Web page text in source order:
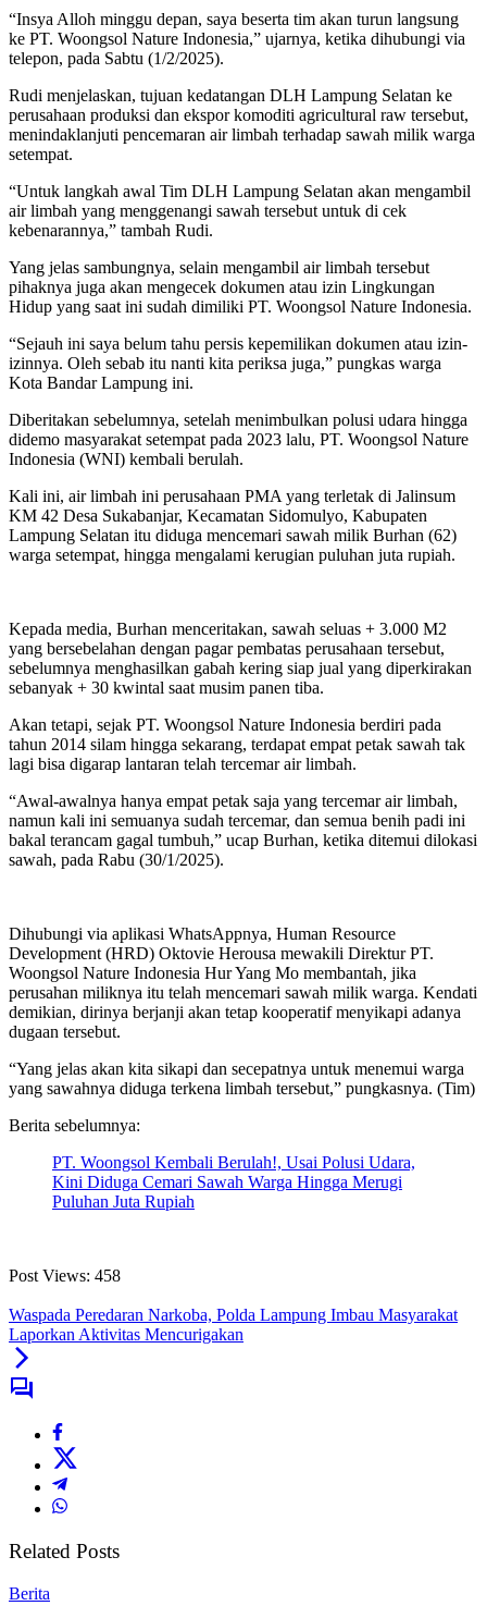
“Insya Alloh minggu depan, saya beserta tim akan turun langsung
ke PT. Woongsol Nature Indonesia,” ujarnya, ketika dihubungi via
telepon, pada Sabtu (1/2/2025).
Rudi menjelaskan, tujuan kedatangan DLH Lampung Selatan ke
perusahaan produksi dan ekspor komoditi agricultural raw tersebut,
menindaklanjuti pencemaran air limbah terhadap sawah milik warga
setempat.
“Untuk langkah awal Tim DLH Lampung Selatan akan mengambil
air limbah yang menggenangi sawah tersebut untuk di cek
kebenarannya,” tambah Rudi.
Yang jelas sambungnya, selain mengambil air limbah tersebut
pihaknya juga akan mengecek dokumen atau izin Lingkungan
Hidup yang saat ini sudah dimiliki PT. Woongsol Nature Indonesia.
“Sejauh ini saya belum tahu persis kepemilikan dokumen atau izin-
izinnya. Oleh sebab itu nanti kita periksa juga,” pungkas warga
Kota Bandar Lampung ini.
Diberitakan sebelumnya, setelah menimbulkan polusi udara hingga
didemo masyarakat setempat pada 2023 lalu, PT. Woongsol Nature
Indonesia (WNI) kembali berulah.
Kali ini, air limbah ini perusahaan PMA yang terletak di Jalinsum
KM 42 Desa Sukabanjar, Kecamatan Sidomulyo, Kabupaten
Lampung Selatan itu diduga mencemari sawah milik Burhan (62)
warga setempat, hingga mengalami kerugian puluhan juta rupiah.
Kepada media, Burhan menceritakan, sawah seluas + 3.000 M2
yang bersebelahan dengan pagar pembatas perusahaan tersebut,
sebelumnya menghasilkan gabah kering siap jual yang diperkirakan
sebanyak + 30 kwintal saat musim panen tiba.
Akan tetapi, sejak PT. Woongsol Nature Indonesia berdiri pada
tahun 2014 silam hingga sekarang, terdapat empat petak sawah tak
lagi bisa digarap lantaran telah tercemar air limbah.
“Awal-awalnya hanya empat petak saja yang tercemar air limbah,
namun kali ini semuanya sudah tercemar, dan semua benih padi ini
bakal terancam gagal tumbuh,” ucap Burhan, ketika ditemui dilokasi
sawah, pada Rabu (30/1/2025).
Dihubungi via aplikasi WhatsAppnya, Human Resource
Development (HRD) Oktovie Herousa mewakili Direktur PT.
Woongsol Nature Indonesia Hur Yang Mo membantah, jika
perusahan miliknya itu telah mencemari sawah milik warga. Kendati
demikian, dirinya berjanji akan tetap kooperatif menyikapi adanya
dugaan tersebut.
“Yang jelas akan kita sikapi dan secepatnya untuk menemui warga
yang sawahnya diduga terkena limbah tersebut,” pungkasnya. (Tim)
Berita sebelumnya:
PT. Woongsol Kembali Berulah!, Usai Polusi Udara,
Kini Diduga Cemari Sawah Warga Hingga Merugi
Puluhan Juta Rupiah
Post Views: 458
Waspada Peredaran Narkoba, Polda Lampung Imbau Masyarakat
Laporkan Aktivitas Mencurigakan
Related Posts
Berita